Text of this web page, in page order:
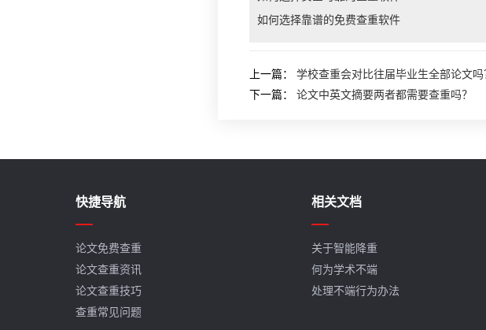
如何选择靠谱的免费查重软件
上一篇： 学校查重会对比往届毕业生全部论文吗
下一篇： 论文中英文摘要两者都需要查重吗？
快捷导航
论文免费查重
论文查重资讯
论文查重技巧
查重常见问题
相关文档
关于智能降重
何为学术不端
处理不端行为办法